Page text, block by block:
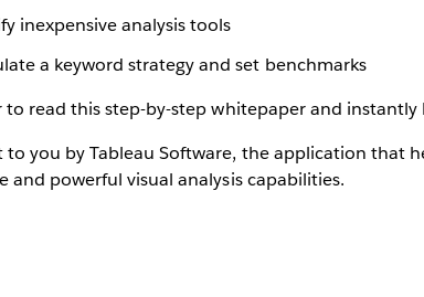
inexpensive analysis tools
a keyword strategy and set benchmarks
to read this step-by-step whitepaper and
to you by Tableau Software, the application that
and powerful visual analysis capabilities.